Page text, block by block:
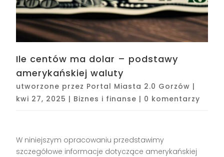
Ile centów ma dolar – podstawy
amerykańskiej waluty
utworzone przez Portal Miasta 2.0 Gorzów |
kwi 27, 2025 | Biznes i finanse | 0 komentarzy
W niniejszym opracowaniu przedstawimy
szczegółowe informacje dotyczące amerykańskiej